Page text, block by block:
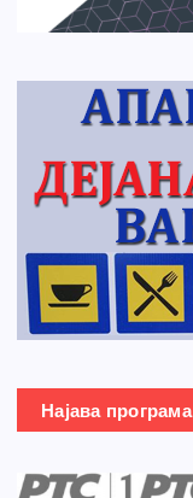
Најава програма